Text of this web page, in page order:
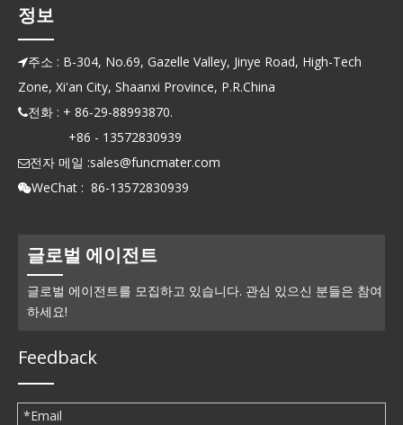
정보
주소 : B-304, No.69, Gazelle Valley, Jinye Road, High-Tech
Zone, Xi'an City, Shaanxi Province, P.R.China
전화 : + 86-29-88993870.
+86 - 13572830939
전자 메일 :sales@funcmater.com
WeChat : 86-13572830939
글로벌 에이전트
글로벌 에이전트를 모집하고 있습니다. 관심 있으신 분들은 참여
하세요!
Feedback